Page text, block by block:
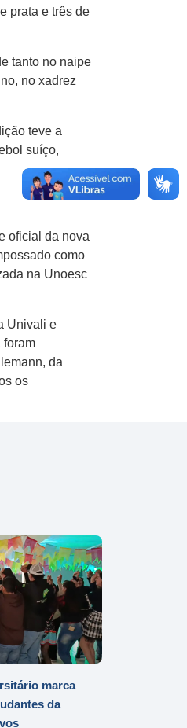
prata e três de
tanto no naipe
no xadrez
teve a
suíço,
oficial da nova
como
na Unoesc
Univali e
foram
da
os
marca
da